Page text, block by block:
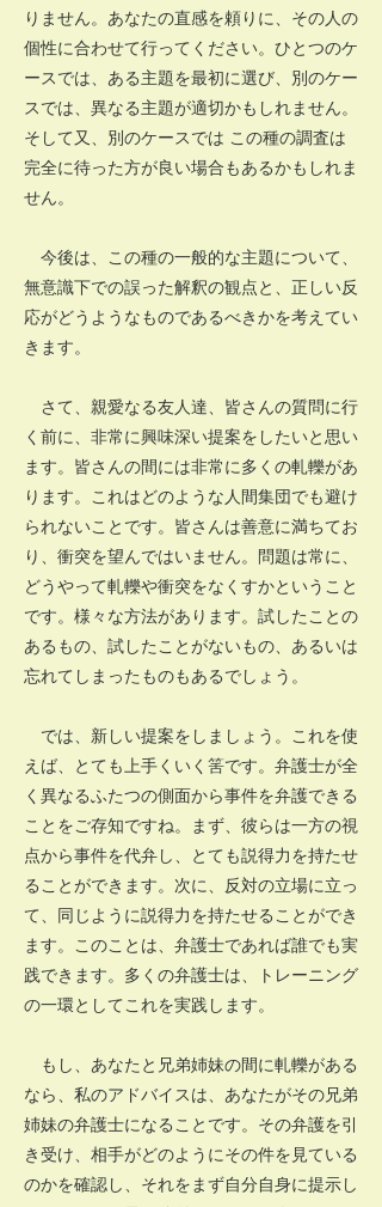
りません。あなたの直感を頼りに、その人の
個性に合わせて行ってください。ひとつのケ
ースでは、ある主題を最初に選び、別のケー
スでは、異なる主題が適切かもしれません。
そして又、別のケースでは この種の調査は
完全に待った方が良い場合もあるかもしれま
せん。
今後は、この種の一般的な主題について、
無意識下での誤った解釈の観点と、正しい反
応がどうようなものであるべきかを考えてい
きます。
さて、親愛なる友人達、皆さんの質問に行
く前に、非常に興味深い提案をしたいと思い
ます。皆さんの間には非常に多くの軋轢があ
ります。これはどのような人間集団でも避け
られないことです。皆さんは善意に満ちてお
り、衝突を望んではいません。問題は常に、
どうやって軋轢や衝突をなくすかということ
です。様々な方法があります。試したことの
あるもの、試したことがないもの、あるいは
忘れてしまったものもあるでしょう。
では、新しい提案をしましょう。これを使
えば、とても上手くいく筈です。弁護士が全
く異なるふたつの側面から事件を弁護できる
ことをご存知ですね。まず、彼らは一方の視
点から事件を代弁し、とても説得力を持たせ
ることができます。次に、反対の立場に立っ
て、同じように説得力を持たせることができ
ます。このことは、弁護士であれば誰でも実
践できます。多くの弁護士は、トレーニング
の一環としてこれを実践します。
もし、あなたと兄弟姉妹の間に軋轢がある
なら、私のアドバイスは、あなたがその兄弟
姉妹の弁護士になることです。その弁護を引
き受け、相手がどのようにその件を見ている
のかを確認し、それをまず自分自身に提示し